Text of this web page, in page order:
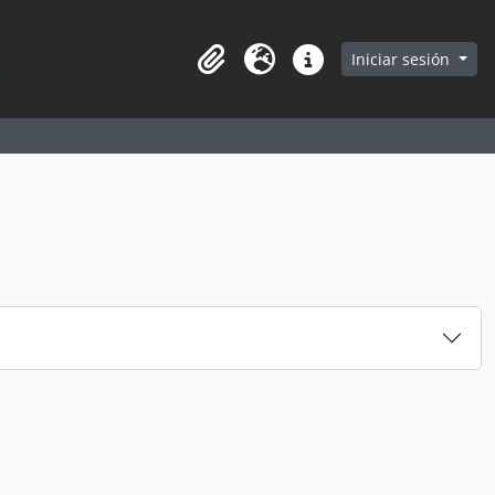
in browse page
Portapapeles
Idioma Enlaces rápidos
Iniciar sesión